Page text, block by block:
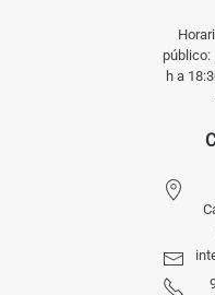
público:
h a